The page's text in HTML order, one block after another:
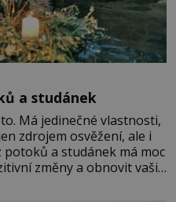
a studánek
Má jedinečné vlastnosti,
zdrojem osvěžení, ale i
potoků a studánek má moc
změny a obnovit vaši
do svého života